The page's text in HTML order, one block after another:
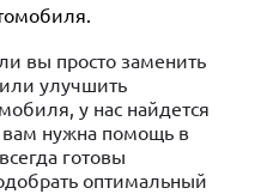
вы просто заменить
улучшить
у нас найдется
нужна помощь в
готовы
оптимальный